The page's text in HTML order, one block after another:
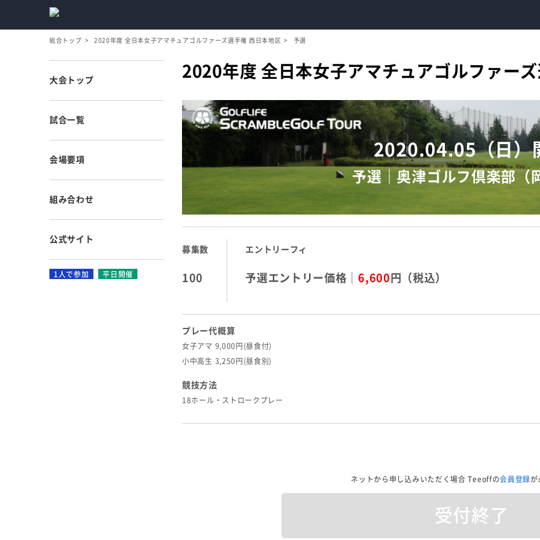
総合トップ 2020年度 全日本女子アマチュアゴルファーズ選手権 西日本地区 予選
2020年度 全日本女子アマチュアゴルファー
2020.04.05（日）
予選｜奥津ゴルフ倶楽部（
募集数
100
エントリーフィ
予選エントリー価格｜6,600 円（税込）
プレー代概算
女子アマ 9,000円(昼食付)
小中高生 3,250円(昼食別)
競技方法
18ホール・ストロークプレー
ネットから申し込みいただく場合Teeoffの会員登録が
受付終了
大会トップ
試合一覧
会場要項
組み合わせ
公式サイト
1人で参加 平日開催